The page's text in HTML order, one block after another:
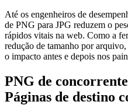
Até os engenheiros de
de PNG para JPG reduzem o
rápidos vitais na web. Como a
redução de tamanho por
o impacto antes e depois nos
PNG de
Páginas de destino